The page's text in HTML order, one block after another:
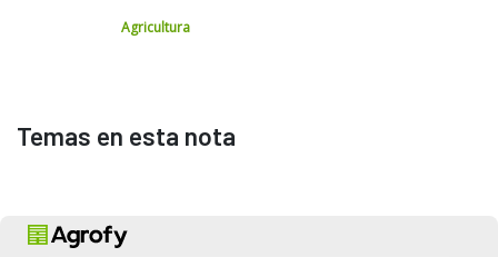
Agricultura
Temas en esta nota